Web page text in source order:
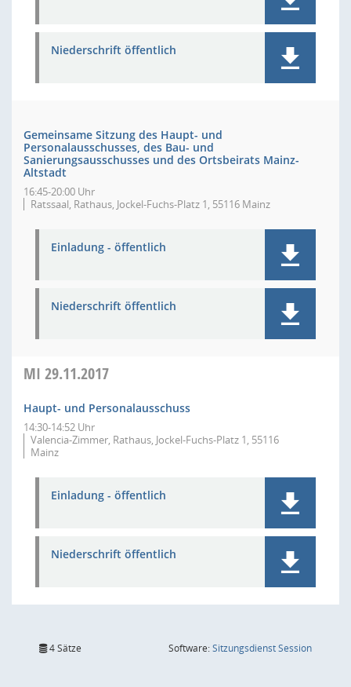
Niederschrift öffentlich
Gemeinsame Sitzung des Haupt- und
Personalausschusses, des Bau- und
Sanierungsausschusses und des Ortsbeirats Mainz-
Altstadt
16:45-20:00 Uhr
Ratssaal, Rathaus, Jockel-Fuchs-Platz 1, 55116 Mainz
Einladung - öffentlich
Niederschrift öffentlich
MI 29.11.2017
Haupt- und Personalausschuss
14:30-14:52 Uhr
Valencia-Zimmer, Rathaus, Jockel-Fuchs-Platz 1, 55116
Mainz
Einladung - öffentlich
Niederschrift öffentlich
4 Sätze Software:SitzungsdienstSession(Wird in